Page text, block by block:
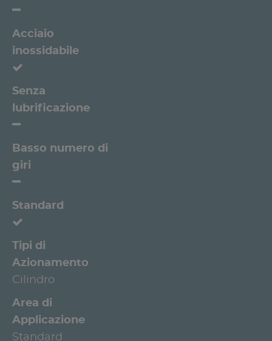
Acciaio
inossidabile
Senza
lubrificazione
Basso numero di
giri
Standard
Tipi di
Azionamento
Cilindro
Area di
Applicazione
Standard